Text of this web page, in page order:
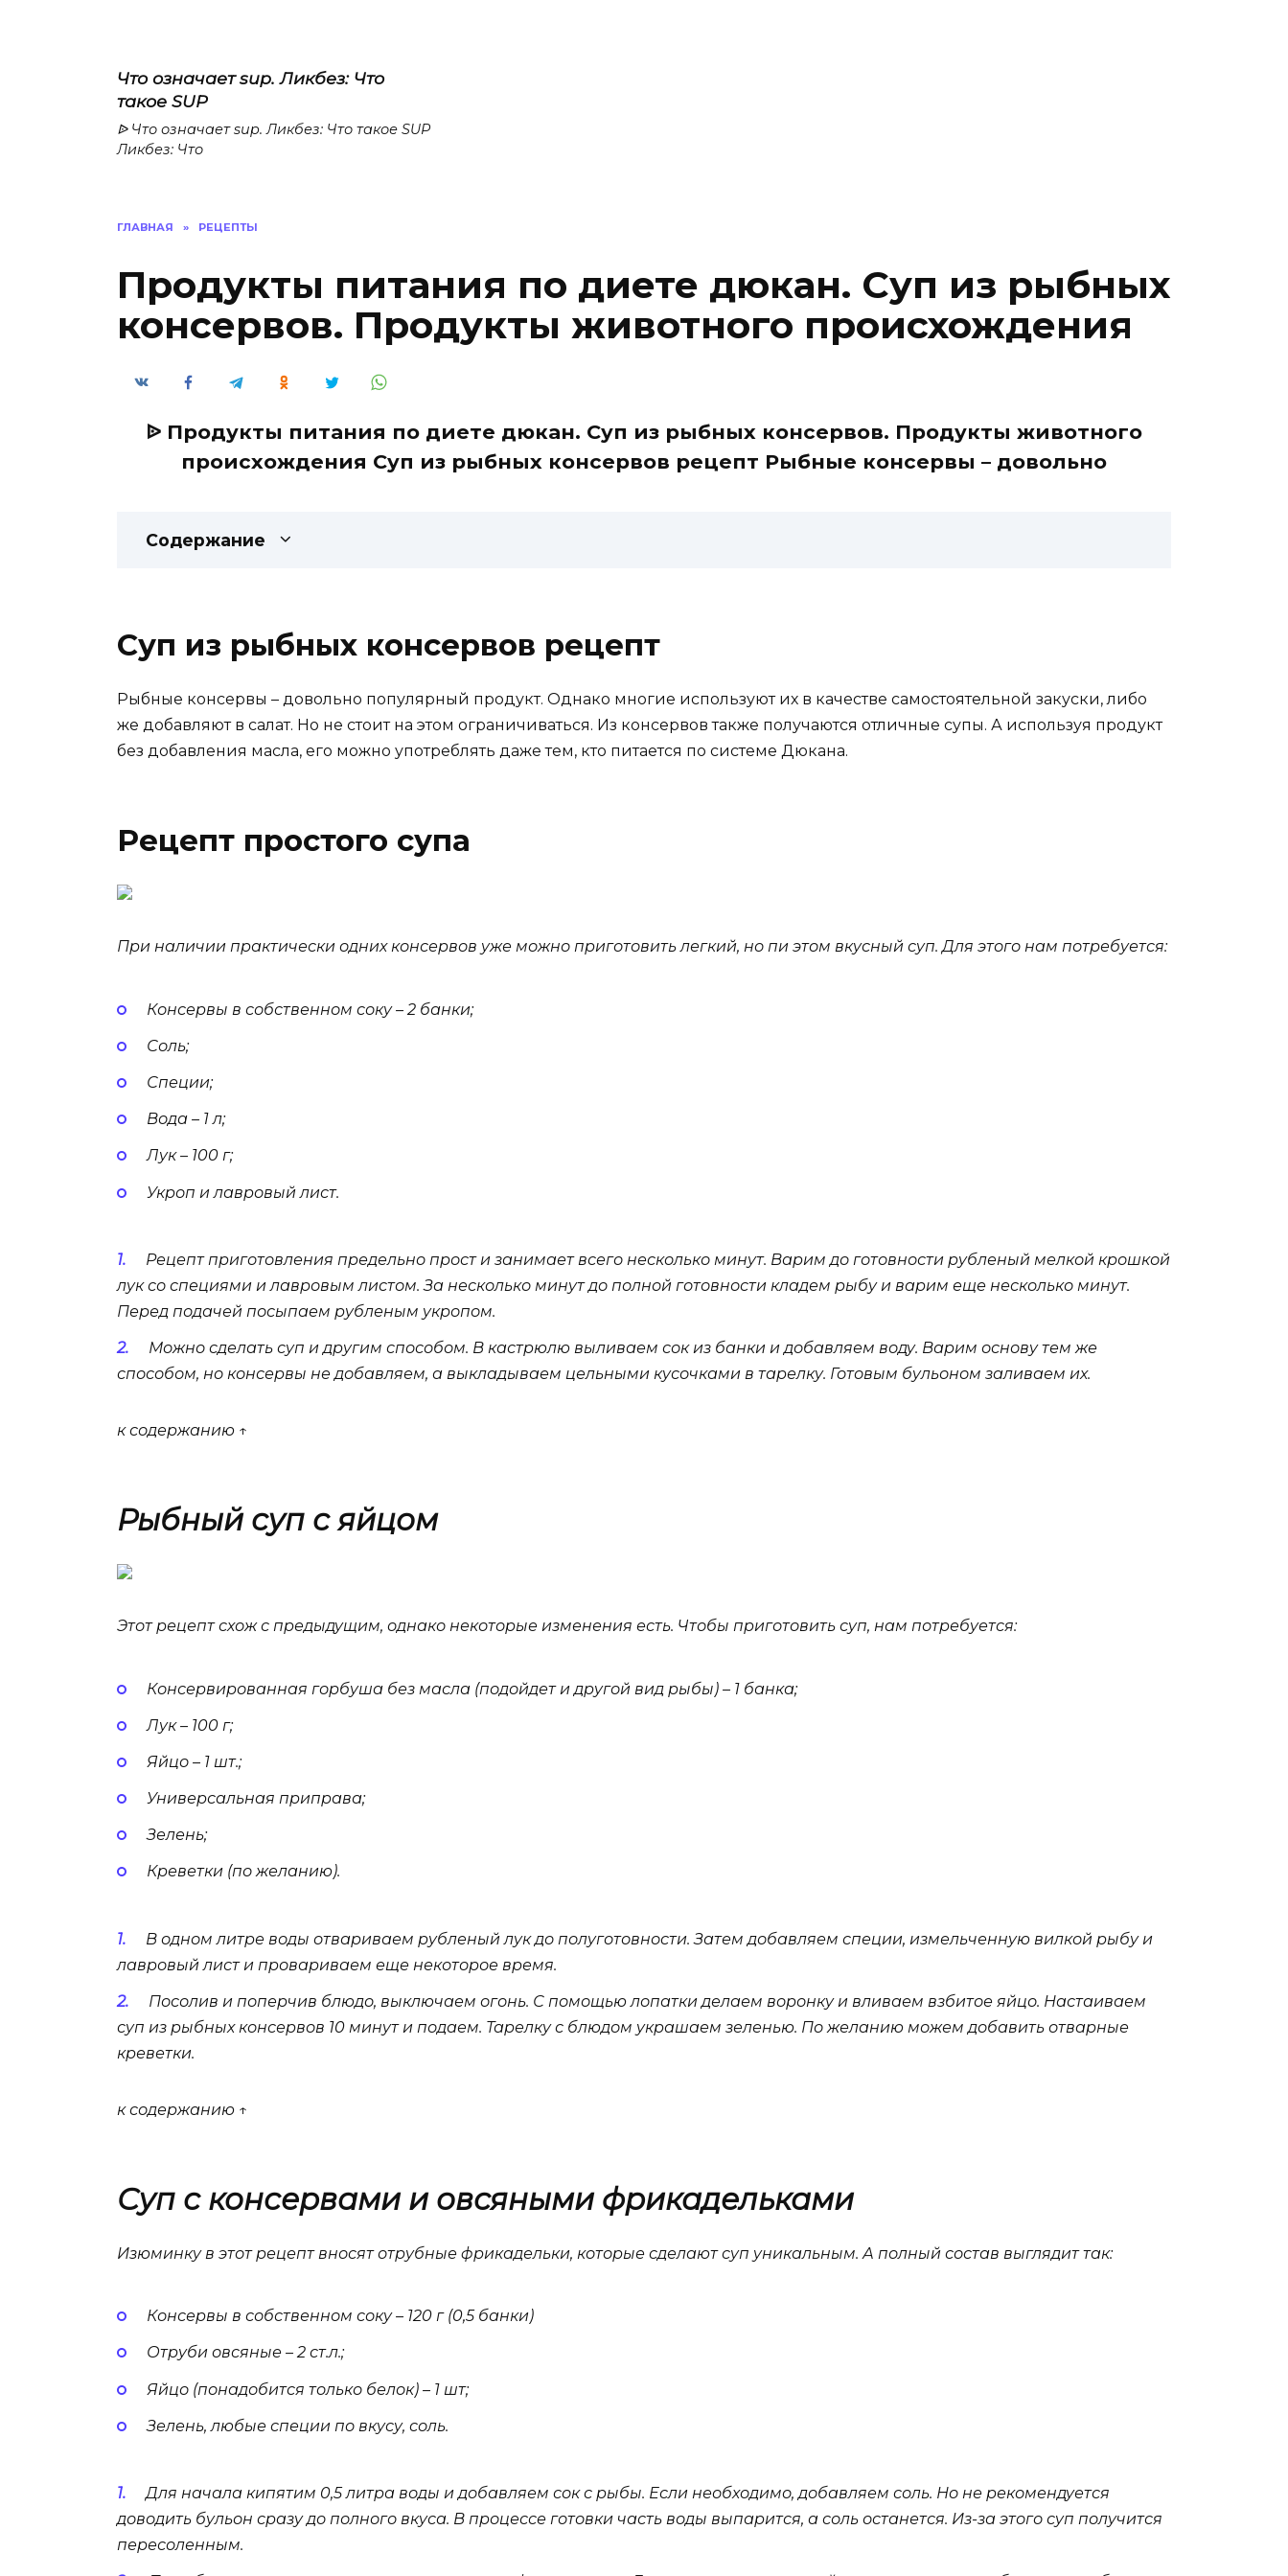
ГЛАВНАЯ » РЕЦЕПТЫ
Продукты питания по диете дюкан. Суп из рыбных
консервов. Продукты животного происхождения
ᐉ Продукты питания по диете дюкан. Суп из рыбных консервов. Продукты животного
происхождения Суп из рыбных консервов рецепт Рыбные консервы – довольно
Содержание
Суп из рыбных консервов рецепт
Рыбные консервы – довольно популярный продукт. Однако многие используют их в качестве самостоятельной закуски, либо
же добавляют в салат. Но не стоит на этом ограничиваться. Из консервов также получаются отличные супы. А используя продукт
без добавления масла, его можно употреблять даже тем, кто питается по системе Дюкана.
Рецепт простого супа
При наличии практически одних консервов уже можно приготовить легкий, но пи этом вкусный суп. Для этого нам потребуется:
Консервы в собственном соку – 2 банки;
Соль;
Специи;
Вода – 1 л;
Лук – 100 г;
Укроп и лавровый лист.
Рецепт приготовления предельно прост и занимает всего несколько минут. Варим до готовности рубленый мелкой крошкой
лук со специями и лавровым листом. За несколько минут до полной готовности кладем рыбу и варим еще несколько минут.
Перед подачей посыпаем рубленым укропом.
Можно сделать суп и другим способом. В кастрюлю выливаем сок из банки и добавляем воду. Варим основу тем же
способом, но консервы не добавляем, а выкладываем цельными кусочками в тарелку. Готовым бульоном заливаем их.
к содержанию ↑
Рыбный суп с яйцом
Этот рецепт схож с предыдущим, однако некоторые изменения есть. Чтобы приготовить суп, нам потребуется:
Консервированная горбуша без масла (подойдет и другой вид рыбы) – 1 банка;
Лук – 100 г;
Яйцо – 1 шт.;
Универсальная приправа;
Зелень;
Креветки (по желанию).
В одном литре воды отвариваем рубленый лук до полуготовности. Затем добавляем специи, измельченную вилкой рыбу и
лавровый лист и провариваем еще некоторое время.
Посолив и поперчив блюдо, выключаем огонь. С помощью лопатки делаем воронку и вливаем взбитое яйцо. Настаиваем
суп из рыбных консервов 10 минут и подаем. Тарелку с блюдом украшаем зеленью. По желанию можем добавить отварные
креветки.
к содержанию ↑
Суп с консервами и овсяными фрикадельками
Изюминку в этот рецепт вносят отрубные фрикадельки, которые сделают суп уникальным. А полный состав выглядит так:
Консервы в собственном соку – 120 г (0,5 банки)
Отруби овсяные – 2 ст.л.;
Яйцо (понадобится только белок) – 1 шт;
Зелень, любые специи по вкусу, соль.
Для начала кипятим 0,5 литра воды и добавляем сок с рыбы. Если необходимо, добавляем соль. Но не рекомендуется
доводить бульон сразу до полного вкуса. В процессе готовки часть воды выпарится, а соль останется. Из-за этого суп получится
пересоленным.
Что означает sup. Ликбез: Что
такое SUP
ᐉ Что означает sup. Ликбез: Что такое SUP
Ликбез: Что